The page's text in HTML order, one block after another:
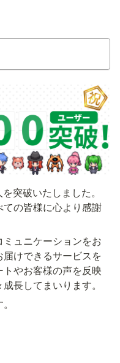
突破いたしました。
の皆様に心より感謝
ュニケーションをお
けできるサービスを
やお客様の声を反映
長してまいります。